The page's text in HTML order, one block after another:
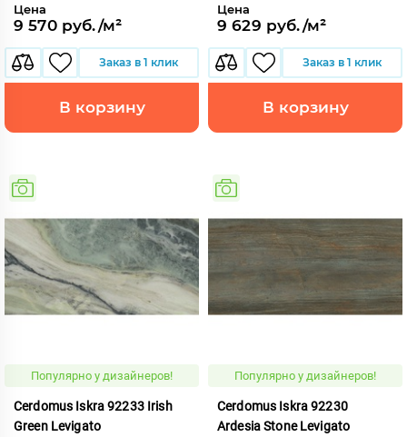
Цена
9 570 руб./м²
Заказ в 1 клик
В корзину
Цена
9 629 руб./м²
Заказ в 1 клик
В корзину
Популярно у дизайнеров!
Cerdomus Iskra 92233 Irish
Green Levigato
Популярно у дизайнеров!
Cerdomus Iskra 92230
Ardesia Stone Levigato